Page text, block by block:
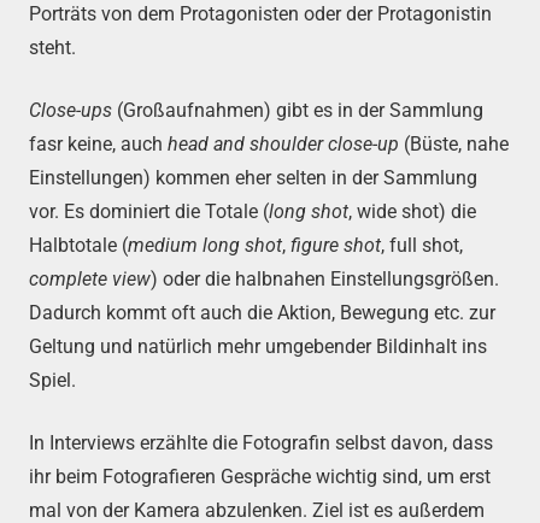
Porträts von dem Protagonisten oder der Protagonistin
steht.
Close-ups (Großaufnahmen) gibt es in der Sammlung
fasr keine, auch head and shoulder close-up (Büste, nahe
Einstellungen) kommen eher selten in der Sammlung
vor. Es dominiert die Totale (long shot, wide shot) die
Halbtotale (medium long shot, figure shot, full shot,
complete view) oder die halbnahen Einstellungsgrößen.
Dadurch kommt oft auch die Aktion, Bewegung etc. zur
Geltung und natürlich mehr umgebender Bildinhalt ins
Spiel.
In Interviews erzählte die Fotografin selbst davon, dass
ihr beim Fotografieren Gespräche wichtig sind, um erst
mal von der Kamera abzulenken. Ziel ist es außerdem